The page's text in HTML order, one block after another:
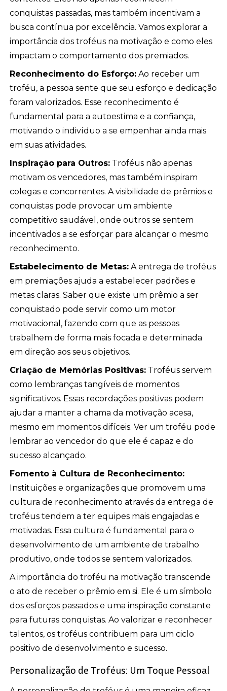
conquistas passadas, mas também incentivam a
busca contínua por excelência. Vamos explorar a
importância dos troféus na motivação e como eles
impactam o comportamento dos premiados.
Reconhecimento do Esforço: Ao receber um
troféu, a pessoa sente que seu esforço e dedicação
foram valorizados. Esse reconhecimento é
fundamental para a autoestima e a confiança,
motivando o indivíduo a se empenhar ainda mais
em suas atividades.
Inspiração para Outros: Troféus não apenas
motivam os vencedores, mas também inspiram
colegas e concorrentes. A visibilidade de prêmios e
conquistas pode provocar um ambiente
competitivo saudável, onde outros se sentem
incentivados a se esforçar para alcançar o mesmo
reconhecimento.
Estabelecimento de Metas: A entrega de troféus
em premiações ajuda a estabelecer padrões e
metas claras. Saber que existe um prêmio a ser
conquistado pode servir como um motor
motivacional, fazendo com que as pessoas
trabalhem de forma mais focada e determinada
em direção aos seus objetivos.
Criação de Memórias Positivas: Troféus servem
como lembranças tangíveis de momentos
significativos. Essas recordações positivas podem
ajudar a manter a chama da motivação acesa,
mesmo em momentos difíceis. Ver um troféu pode
lembrar ao vencedor do que ele é capaz e do
sucesso alcançado.
Fomento à Cultura de Reconhecimento:
Instituições e organizações que promovem uma
cultura de reconhecimento através da entrega de
troféus tendem a ter equipes mais engajadas e
motivadas. Essa cultura é fundamental para o
desenvolvimento de um ambiente de trabalho
produtivo, onde todos se sentem valorizados.
A importância do troféu na motivação transcende
o ato de receber o prêmio em si. Ele é um símbolo
dos esforços passados e uma inspiração constante
para futuras conquistas. Ao valorizar e reconhecer
talentos, os troféus contribuem para um ciclo
positivo de desenvolvimento e sucesso.
Personalização de Troféus: Um Toque Pessoal